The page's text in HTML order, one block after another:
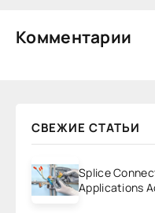
Комментарии
СВЕЖИЕ СТАТЬИ
Splice
Applications